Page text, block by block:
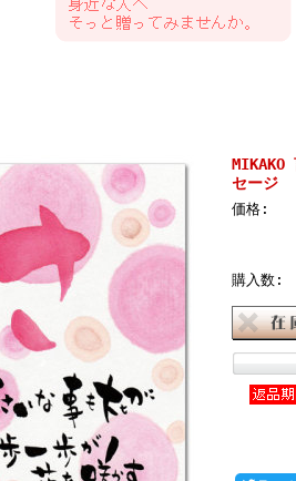
セージ
価格:
購入数: